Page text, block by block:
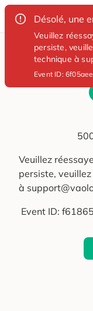
Désolé, une
Veuillez
persiste,
technique à
Event ID:
Veuillez
persiste,
à
Event ID: